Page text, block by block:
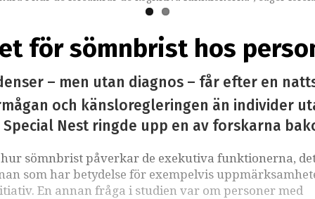
för sömnbrist hos
– men utan diagnos – får efter en
och känsloregleringen än individer
Nest ringde upp en av forskarna
sömnbrist påverkar de exekutiva funktionerna,
som har betydelse för exempelvis
En annan fråga i studien var om personer med